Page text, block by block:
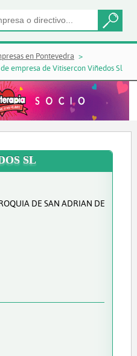
en Pontevedra
empresa de Vitisercon Viñedos Sl
SL
DE SAN ADRIAN DE